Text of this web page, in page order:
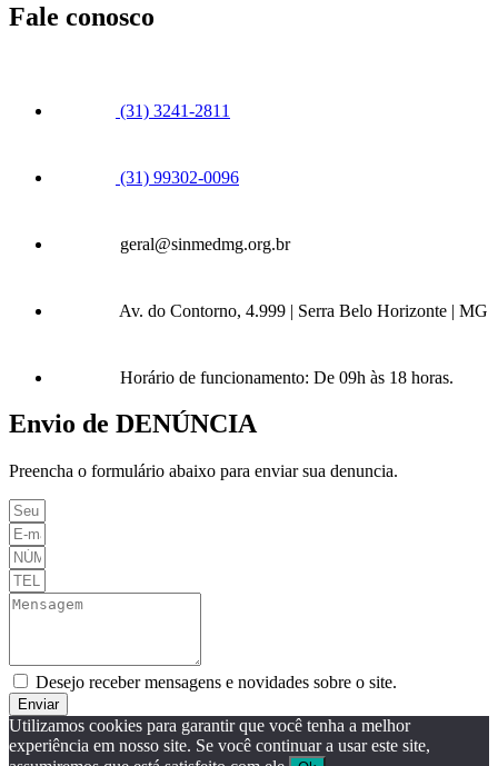
Fale conosco
(31) 3241-2811
(31) 99302-0096
geral@sinmedmg.org.br
Av. do Contorno, 4.999 | Serra Belo Horizonte | MG
Horário de funcionamento: De 09h às 18 horas.
Envio de DENÚNCIA
Preencha o formulário abaixo para enviar sua denuncia.
Desejo receber mensagens e novidades sobre o site.
Enviar
Utilizamos cookies para garantir que você tenha a melhor
experiência em nosso site. Se você continuar a usar este site,